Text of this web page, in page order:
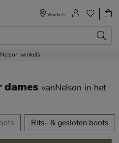
Winkels
volgende dag in huis
en retour
nu,betaal later
Nelson winkels
dames vanNelson in het
Rits- & gesloten boots